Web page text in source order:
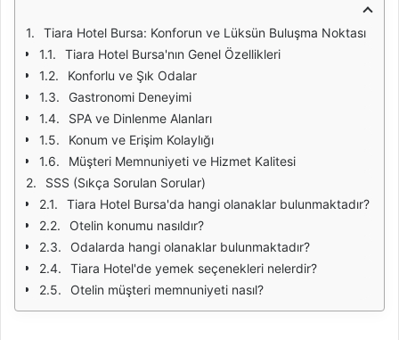
Tiara Hotel Bursa: Konforun ve Lüksün Buluşma Noktası
Tiara Hotel Bursa'nın Genel Özellikleri
Konforlu ve Şık Odalar
Gastronomi Deneyimi
SPA ve Dinlenme Alanları
Konum ve Erişim Kolaylığı
Müşteri Memnuniyeti ve Hizmet Kalitesi
SSS (Sıkça Sorulan Sorular)
Tiara Hotel Bursa'da hangi olanaklar bulunmaktadır?
Otelin konumu nasıldır?
Odalarda hangi olanaklar bulunmaktadır?
Tiara Hotel'de yemek seçenekleri nelerdir?
Otelin müşteri memnuniyeti nasıl?